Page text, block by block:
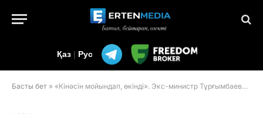
Қаз | Рус
Басты бет » «Кінәсін мойындап, өкінді». Экс-министр Тұрғымбаевқа сот үкімі шықты